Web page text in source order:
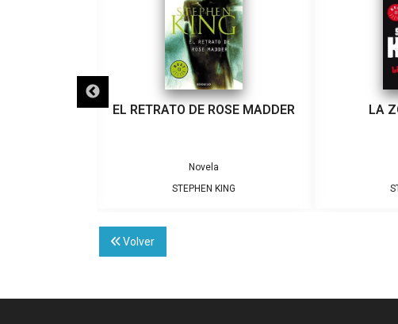
EL RETRATO DE ROSE MADDER
Novela
STEPHEN KING
LA
Volver